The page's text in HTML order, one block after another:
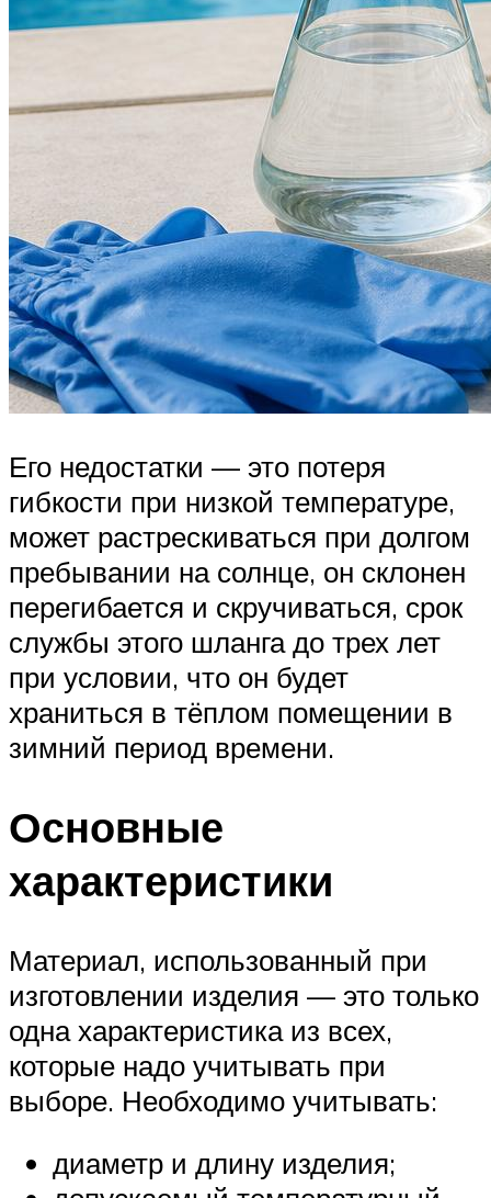
Его недостатки — это потеря
гибкости при низкой температуре,
может растрескиваться при долгом
пребывании на солнце, он склонен
перегибается и скручиваться, срок
службы этого шланга до трех лет
при условии, что он будет
храниться в тёплом помещении в
зимний период времени.
Основные
характеристики
Материал, использованный при
изготовлении изделия — это только
одна характеристика из всех,
которые надо учитывать при
выборе. Необходимо учитывать:
диаметр и длину изделия;